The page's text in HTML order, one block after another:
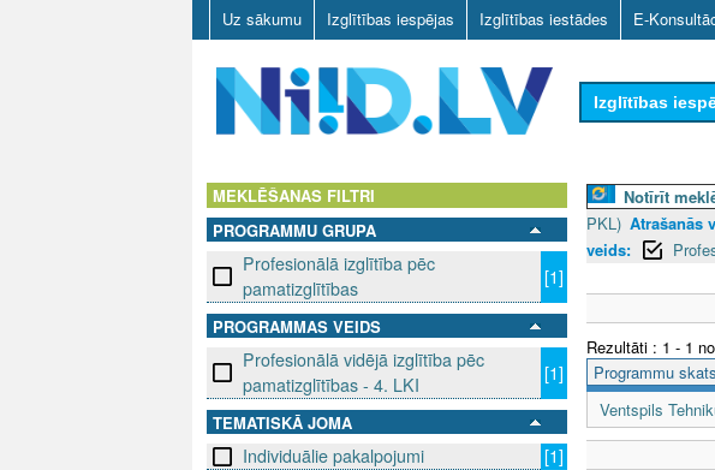
Uz sākumu Izglītības iespējas Izglītības iestādes E-
D
L
V
Izglītības
MEKLĒŠANAS FILTRI
PROGRAMMU GRUPA
Profesionālā izglītība pēc
pamatizglītības
[1]
PROGRAMMAS VEIDS
Profesionālā vidējā izglītība pēc
pamatizglītības - 4. LKI
[1]
TEMATISKĀ JOMA
Individuālie pakalpojumi [1]
Notīrīt
PKL) Atrašanās
veids:
Rezultāti : 1 - 1
Programmu skats
Ventspils